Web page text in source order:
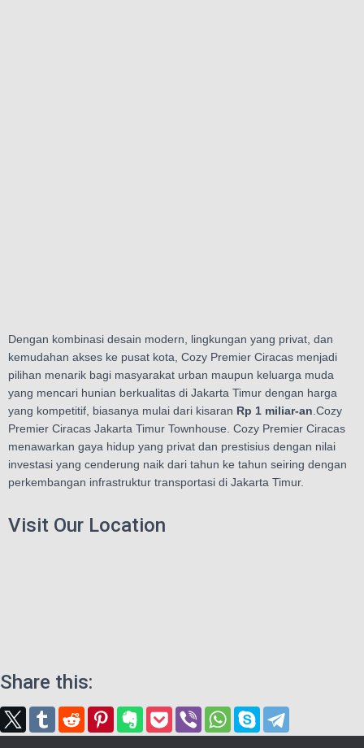
Dengan kombinasi desain modern, lingkungan yang privat, dan
kemudahan akses ke pusat kota, Cozy Premier Ciracas menjadi
pilihan menarik bagi masyarakat urban maupun keluarga muda
yang mencari hunian berkualitas di Jakarta Timur dengan harga
yang kompetitif, biasanya mulai dari kisaran Rp 1 miliar-an .Cozy
Premier Ciracas Jakarta Timur Townhouse. Cozy Premier Ciracas
menawarkan gaya hidup yang privat dan prestisius dengan nilai
investasi yang cenderung naik dari tahun ke tahun seiring dengan
perkembangan infrastruktur transportasi di Jakarta Timur.
Visit Our Location
Share this: